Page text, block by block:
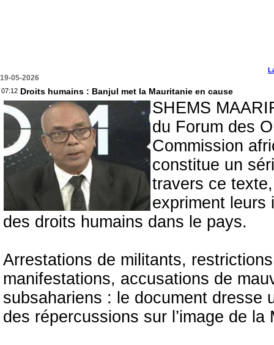
19-05-2026
07:12 Droits humains : Banjul met la Mauritanie en cause
SHEMS
du Forum des
Commission
constitue un
travers ce
expriment leurs
des droits humains dans le pays.
Arrestations de militants,
manifestations, accusations de
subsahariens : le document dresse
des répercussions sur l’image de la